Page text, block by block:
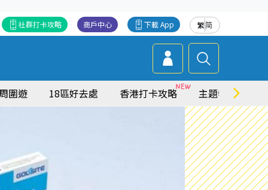
繁简
下載 App
商戶中心
社群打卡攻略
圍遊 18區好去處 香港打卡攻略 主題特集